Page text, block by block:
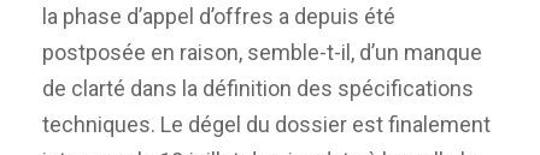
la phase d’appel d’offres a depuis été
postposée en raison, semble-t-il, d’un manque
de clarté dans la définition des spécifications
techniques. Le dégel du dossier est finalement